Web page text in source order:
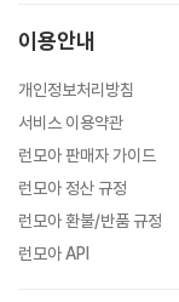
이용안내
개인정보처리방침
서비스 이용약관
런모아 판매자 가이드
런모아 정산 규정
런모아 환불/반품 규정
런모아 API